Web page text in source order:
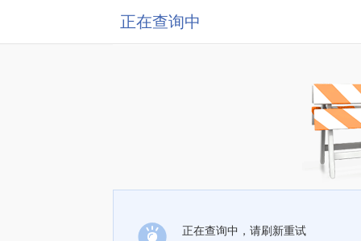
正在查询中
正在查询中，请刷新重试